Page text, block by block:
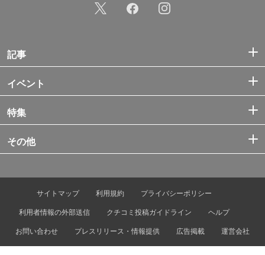
記事
イベント
特集
その他
サイトマップ 利用規約
プライバシーポリシー
利用者情報の外部送信
クチコミ投稿ガイドライン
ヘルプ
お問い合わせ
プレスリリース・情報提供 広告掲載 運営会社